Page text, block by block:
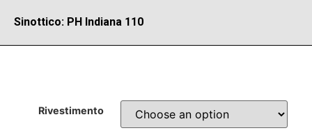
Sinottico: PH Indiana 110
Rivestimento